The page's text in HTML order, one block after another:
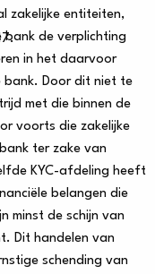
zakelijke entiteiten,
bank de verplichting
in het daarvoor
bank. Door dit niet te
met die binnen de
voorts die zakelijke
ter zake van
KYC-afdeling heeft
belangen die
minst de schijn van
Dit handelen van
schending van